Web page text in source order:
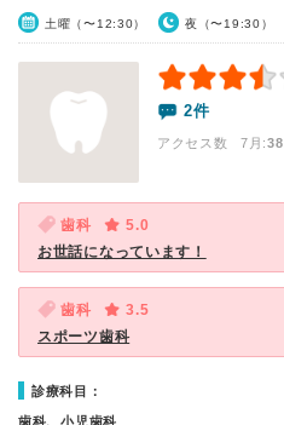
土曜（〜12:30） 夜（〜19:30）
2件
アクセス数 7月:38
歯科
5.0
お世話になっています！
歯科
3.5
スポーツ歯科
診療科目：
歯科、小児歯科